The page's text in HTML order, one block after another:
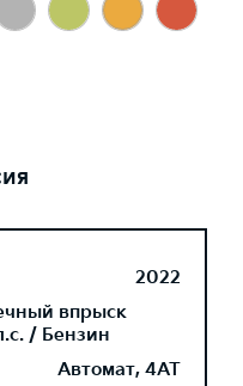
2022
впрыск
/ Бензин
Автомат, 4AT